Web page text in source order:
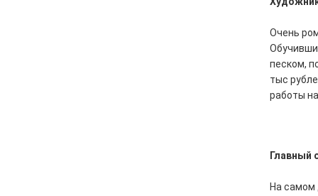
Очень
песком,
тыс
работы
Главный
На самом